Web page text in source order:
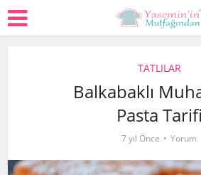
TATLILAR
Balkabaklı
Pasta Tarifi
7 yıl Önce Yorum